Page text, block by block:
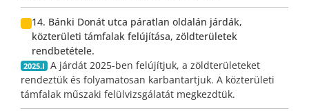
14. Bánki Donát utca páratlan oldalán járdák,
közterületi támfalak felújítása, zöldterületek
rendbetétele.
2025.I
A járdát 2025-ben felújítjuk, a zöldterületeket
rendeztük és folyamatosan karbantartjuk. A közterületi
támfalak műszaki felülvizsgálatát megkezdtük.